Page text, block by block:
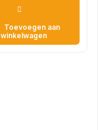
Toevoegen aan
winkelwagen